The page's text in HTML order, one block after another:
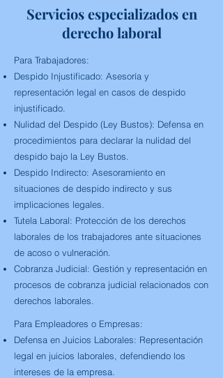
Servicios especializados en
derecho laboral
Para Trabajadores:
Despido Injustificado: Asesoría y
representación legal en casos de despido
injustificado.
Nulidad del Despido (Ley Bustos): Defensa en
procedimientos para declarar la nulidad del
despido bajo la Ley Bustos.
Despido Indirecto: Asesoramiento en
situaciones de despido indirecto y sus
implicaciones legales.
Tutela Laboral: Protección de los derechos
laborales de los trabajadores ante situaciones
de acoso o vulneración.
Cobranza Judicial: Gestión y representación en
procesos de cobranza judicial relacionados con
derechos laborales.
Para Empleadores o Empresas:
Defensa en Juicios Laborales: Representación
legal en juicios laborales, defendiendo los
intereses de la empresa.